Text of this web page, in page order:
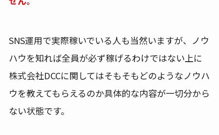
SNS運用で実際稼いでいる人も当然いますが、ノウ
ハウを知れば全員が必ず稼げるわけではない上に
株式会社DCCに関してはそもそもどのようなノウハ
ウを教えてもらえるのか具体的な内容が一切分から
ない状態です。